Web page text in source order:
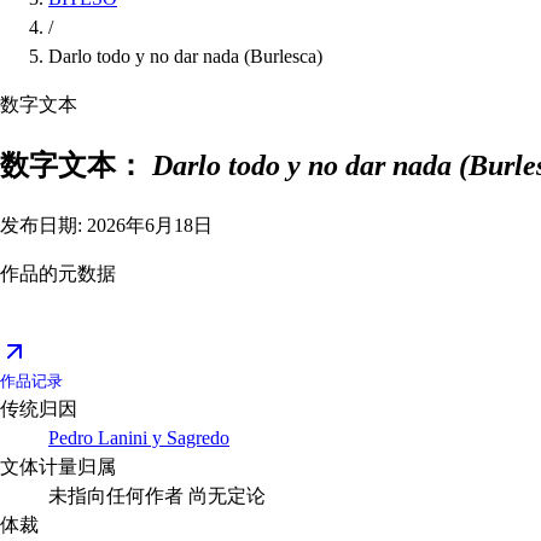
/
Darlo todo y no dar nada (Burlesca)
数字文本
数字文本： Darlo todo y no dar nada
发布日期: 2026年6月18日
作品的元数据
作品记录
传统归因
Pedro Lanini y Sagredo
文体计量归属
未指向任何作者 尚无定论
体裁